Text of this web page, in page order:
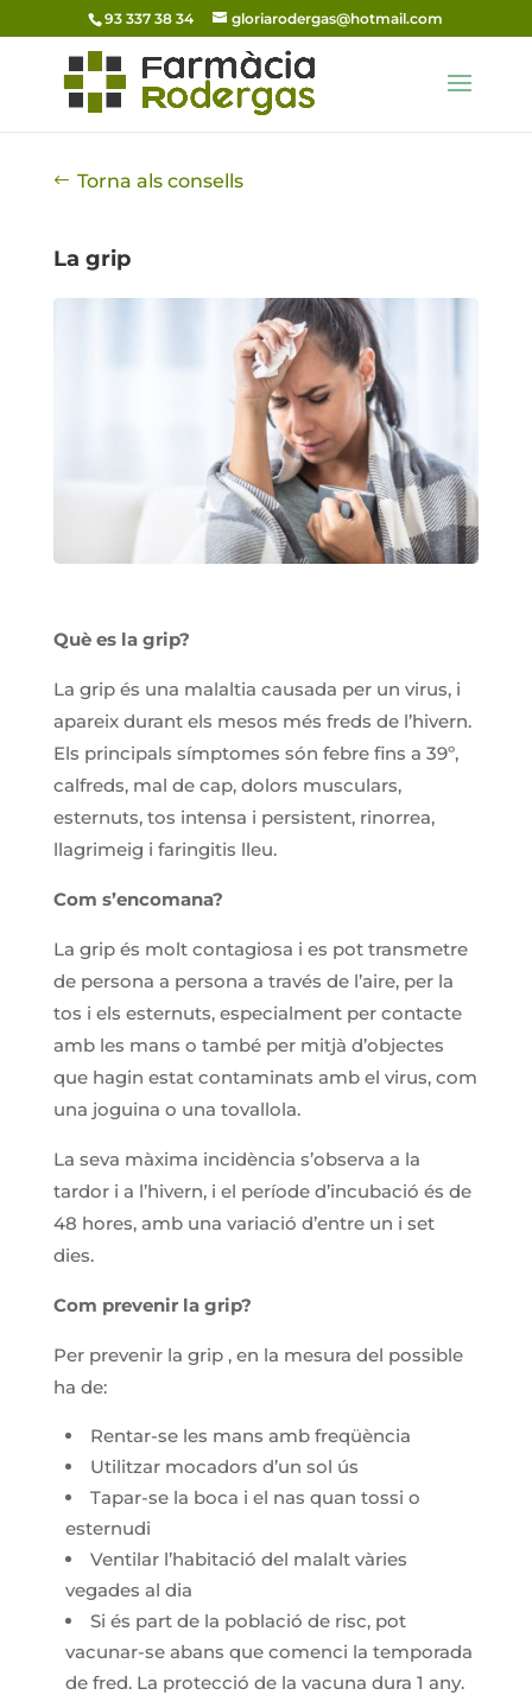
93 337 38 34 gloriarodergas@hotmail.com
Torna als consells
La grip
Què es la grip?
La grip és una malaltia causada per un virus, i
apareix durant els mesos més freds de l’hivern.
Els principals símptomes són febre fins a 39º,
calfreds, mal de cap, dolors musculars,
esternuts, tos intensa i persistent, rinorrea,
llagrimeig i faringitis lleu.
Com s’encomana?
La grip és molt contagiosa i es pot transmetre
de persona a persona a través de l’aire, per la
tos i els esternuts, especialment per contacte
amb les mans o també per mitjà d’objectes
que hagin estat contaminats amb el virus, com
una joguina o una tovallola.
La seva màxima incidència s’observa a la
tardor i a l’hivern, i el període d’incubació és de
48 hores, amb una variació d’entre un i set
dies.
Com prevenir la grip?
Per prevenir la grip , en la mesura del possible
ha de:
Rentar-se les mans amb freqüència
Utilitzar mocadors d’un sol ús
Tapar-se la boca i el nas quan tossi o
esternudi
Ventilar l’habitació del malalt vàries
vegades al dia
Si és part de la població de risc, pot
vacunar-se abans que comenci la temporada
de fred. La protecció de la vacuna dura 1 any.